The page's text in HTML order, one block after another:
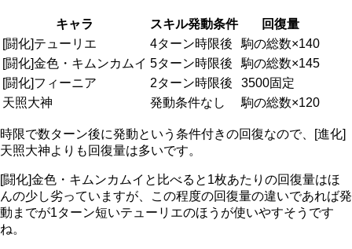
キャラ スキル発動条件
回復量
[闘化]テューリエ
4ターン時限後
駒の総数×140
[闘化]金色・キムンカムイ 5ターン時限後
駒の総数×145
[闘化]フィーニア
2ターン時限後
3500固定
天照大神
発動条件なし 駒の総数×120
時限で数ターン後に発動という条件付きの回復なので、[進化]
天照大神よりも回復量は多いです。
[闘化]金色・キムンカムイと比べると1枚あたりの回復量はほ
んの少し劣っていますが、この程度の回復量の違いであれば発
動までが1ターン短いテューリエのほうが使いやすそうです
ね。